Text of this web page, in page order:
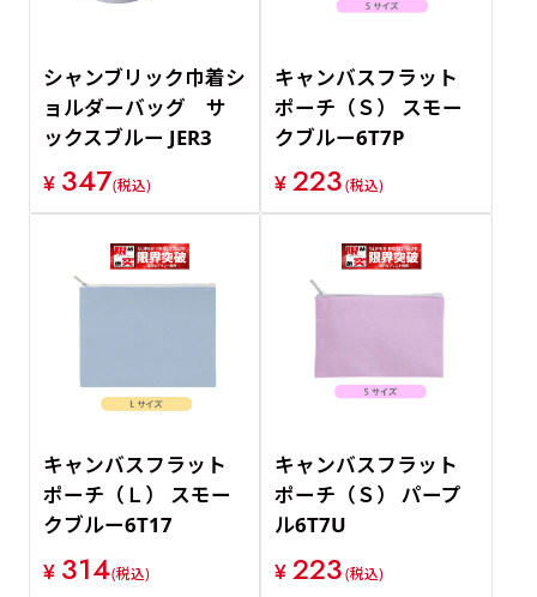
シャンブリック巾着シ
ョルダーバッグ サ
ックスブルー JER3
¥ 347(税込)
キャンバスフラット
ポーチ（Ｓ） スモー
クブルー6T7P
¥ 223(税込)
キャンバスフラット
ポーチ（Ｌ） スモー
クブルー6T17
¥ 314(税込)
キャンバスフラット
ポーチ（Ｓ） パープ
ル6T7U
¥ 223(税込)